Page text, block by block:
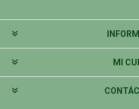
MI